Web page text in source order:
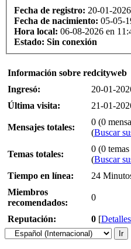
Fecha de registro: 20-01-2026
Fecha de nacimiento: 05-05-
Hora local: 06-08-2026 en
Estado: Sin conexión
Información sobre redcityweb
Ingresó:
20-01-
Última visita:
21-01-
Mensajes totales:
0 (0
(Buscar
Temas totales:
0 (0
(Buscar
Tiempo en línea:
24
Miembros
recomendados:
0
Reputación: 0 [Detalles